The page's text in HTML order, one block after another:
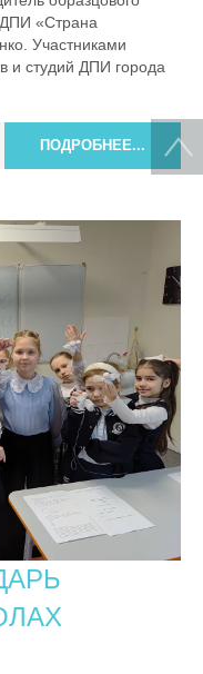
ДПИ «Страна
Участниками
и студий ДПИ города
ПОДРОБНЕЕ...